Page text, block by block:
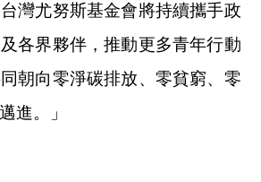
灣尤努斯基金會將持續攜手政
各界夥伴，推動更多青年行動
朝向零淨碳排放、零貧窮、零
進。」